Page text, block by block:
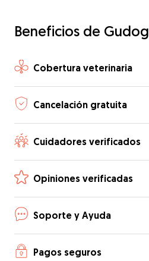
Beneficios de Gudog
Cobertura veterinaria
Cancelación gratuita
Cuidadores verificados
Opiniones verificadas
Soporte y Ayuda
Pagos seguros